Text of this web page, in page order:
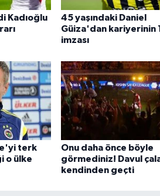
Kadıoğlu
45 yaşındaki Daniel
Güiza'dan kariyerinin
imzası
terk
o ülke
Onu daha önce böyle
görmediniz! Davul
kendinden geçti